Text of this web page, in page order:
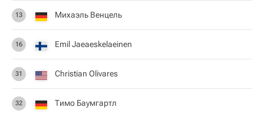
13 Михаэль Венцель
16 Emil Jaeaeskelaeinen
31 Christian Olivares
32 Тимо Баумгартл